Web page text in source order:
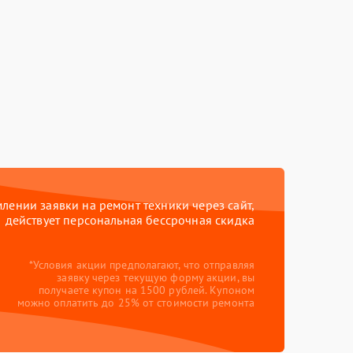
заявки на ремонт техники через сайт,
действует персональная бессрочная скидка
*Условия акции предполагают, что отправляя
заявку через текущую форму акции, вы
получаете купон на 1500 рублей. Купоном
можно оплатить до 25% от стоимости ремонта